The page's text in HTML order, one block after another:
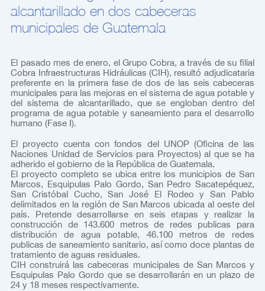
alcantarillado en dos cabeceras
municipales de Guatemala
El pasado mes de enero, el Grupo Cobra, a través de su filial
Cobra Infraestructuras Hidráulicas (CIH), resultó adjudicataria
preferente en la primera fase de dos de las seis cabeceras
municipales para las mejoras en el sistema de agua potable y
del sistema de alcantarillado, que se engloban dentro del
programa de agua potable y saneamiento para el desarrollo
humano (Fase I).
El proyecto cuenta con fondos del UNOP (Oﬁcina de las
Naciones Unidad de Servicios para Proyectos) al que se ha
adherido el gobierno de la República de Guatemala.
El proyecto completo se ubica entre los municipios de San
Marcos, Esquipulas Palo Gordo, San Pedro Sacatepéquez,
San Cristóbal Cucho, San José El Rodeo y San Pablo
delimitados en la región de San Marcos ubicada al oeste del
país. Pretende desarrollarse en seis etapas y realizar la
construcción de 143.600 metros de redes publicas para
distribución de agua potable, 46.100 metros de redes
publicas de saneamiento sanitario, así como doce plantas de
tratamiento de aguas residuales.
CIH construirá las cabeceras municipales de San Marcos y
Esquipulas Palo Gordo que se desarrollarán en un plazo de
24 y 18 meses respectivamente.